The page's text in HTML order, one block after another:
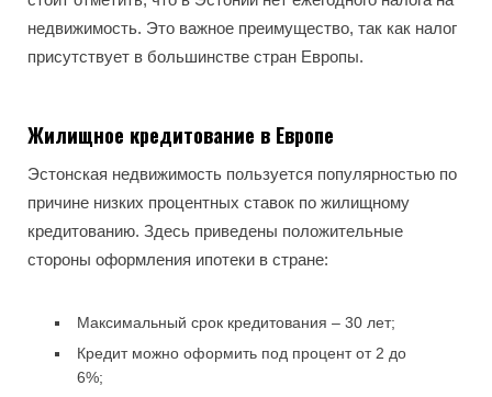
недвижимость. Это важное преимущество, так как налог
присутствует в большинстве стран Европы.
Жилищное кредитование в Европе
Эстонская недвижимость пользуется популярностью по
причине низких процентных ставок по жилищному
кредитованию. Здесь приведены положительные
стороны оформления ипотеки в стране:
Максимальный срок кредитования – 30 лет;
Кредит можно оформить под процент от 2 до
6%;